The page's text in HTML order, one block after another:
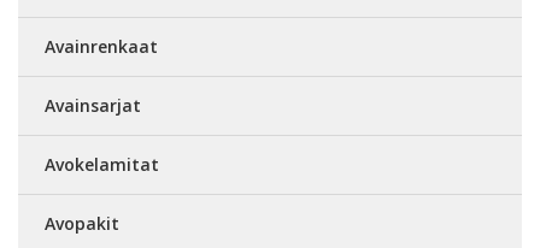
Avainrenkaat
Avainsarjat
Avokelamitat
Avopakit